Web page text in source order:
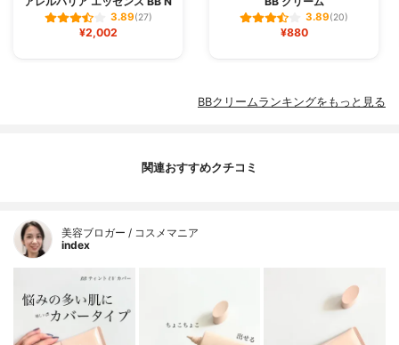
3.89(27)
¥2,002
3.89(20)
¥880
BBクリームランキングをもっと見る
関連おすすめクチコミ
美容ブロガー / コスメマニア
index